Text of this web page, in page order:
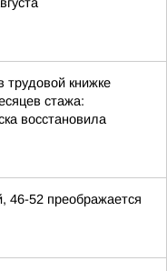
трудовой книжке
стажа:
восстановила
46-52 преображается